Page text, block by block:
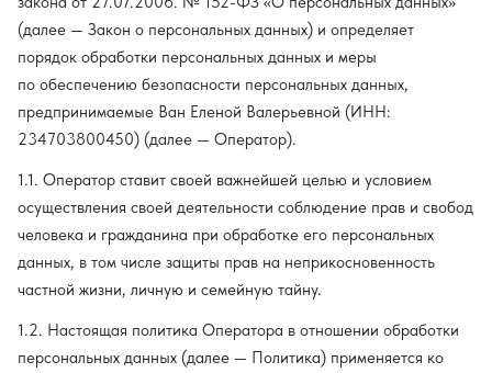
(далее — Закон о персональных данных) и определяет
порядок обработки персональных данных и меры
по обеспечению безопасности персональных данных,
предпринимаемые Ван Еленой Валерьевной (ИНН:
234703800450) (далее — Оператор).
1.1. Оператор ставит своей важнейшей целью и условием
осуществления своей деятельности соблюдение прав и свобод
человека и гражданина при обработке его персональных
данных, в том числе защиты прав на неприкосновенность
частной жизни, личную и семейную тайну.
1.2. Настоящая политика Оператора в отношении обработки
персональных данных (далее — Политика) применяется ко